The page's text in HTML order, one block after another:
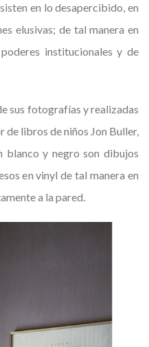
en lo desapercibido, en
elusivas; de tal manera en
institucionales y de
sus fotografías y realizadas
libros de niños Jon Buller,
blanco y negro son dibujos
en vinyl de tal manera en
a la pared.